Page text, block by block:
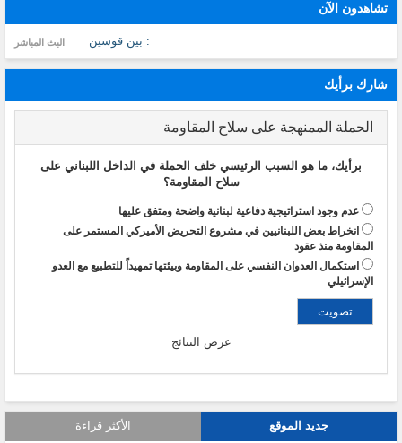
تشاهدون الآن
: بين قوسين البث المباشر
شارك برأيك
الحملة الممنهجة على سلاح المقاومة
برأيك، ما هو السبب الرئيسي خلف الحملة في الداخل اللبناني على
سلاح المقاومة؟
عدم وجود استراتيجية دفاعية لبنانية واضحة ومتفق عليها
انخراط بعض اللبنانيين في مشروع التحريض الأميركي المستمر على
المقاومة منذ عقود
استكمال العدوان النفسي على المقاومة وبيئتها تمهيداً للتطبيع مع العدو
الإسرائيلي
عرض النتائج
جديد الموقع الأكثر قراءة